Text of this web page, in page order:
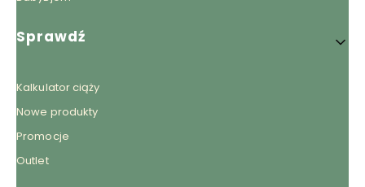
Sprawdź
Kalkulator ciąży
Nowe produkty
Promocje
Outlet